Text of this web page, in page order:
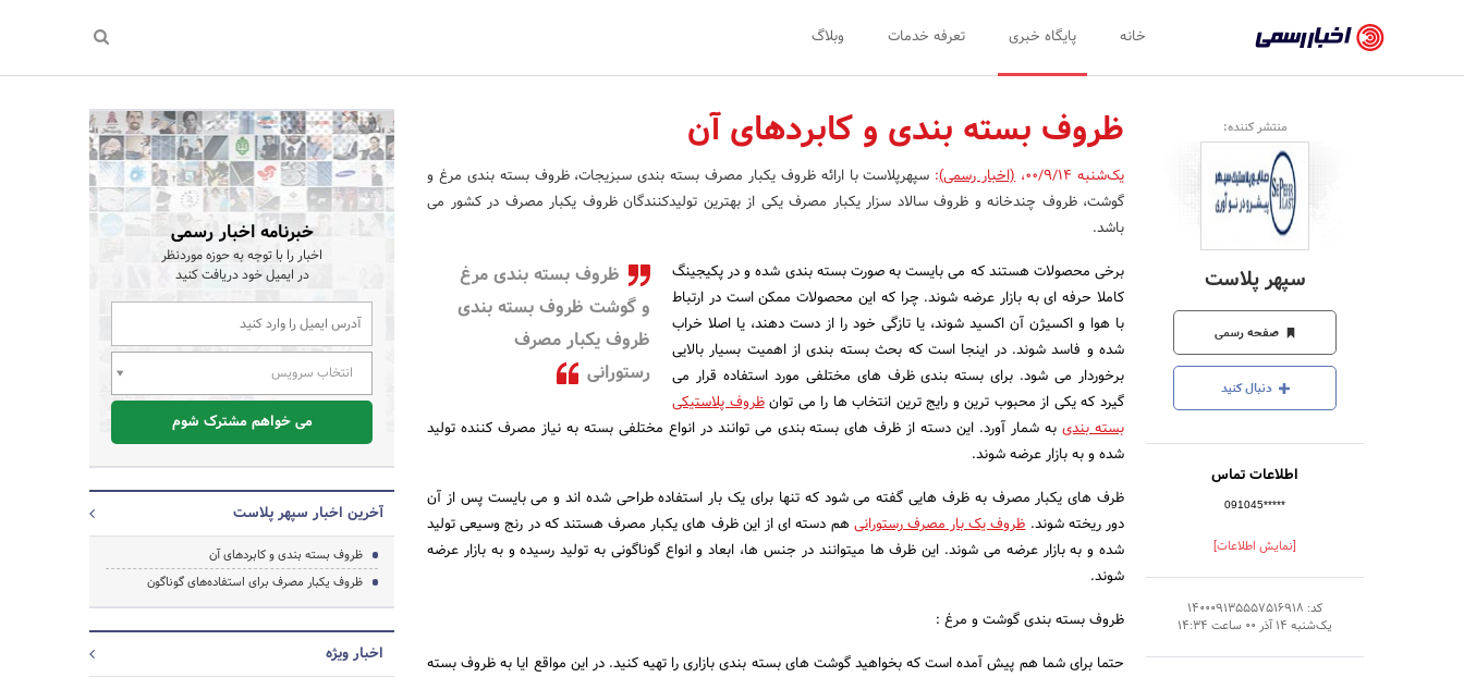
رسمی
-
اخبار
تایید
شده
شرکت‌ها،
سازمان‌ها
و
روابط
عمومی‌ها
خانه پایگاه خبری تعرفه خدمات وبلاگ
جستجو
منتشر کننده:
سپهر پلاست
صفحه رسمی
دنبال کنید
اطلاعات تماس
091045*****
[نمایش اطلاعات]
کد: 140009135557516918
یک‌شنبه 14 آذر 00 ساعت 14:34
ظروف بسته بندی و کابردهای آن
یک‌شنبه 00/9/14 ،(اخبار رسمی): سپهرپلاست با ارائه ظروف یکبار مصرف بسته بندی سبزیجات، ظروف بسته بندی مرغ و
گوشت، ظروف چندخانه و ظروف سالاد سزار یکبار مصرف یکی از بهترین تولیدکنندگان ظروف یکبار مصرف در کشور می
باشد.
ظروف بسته بندی مرغ
و گوشت ظروف بسته بندی
ظروف یکبار مصرف
رستورانی
برخی محصولات هستند که می بایست به صورت بسته بندی شده و در پکیجینگ
کاملا حرفه ای به بازار عرضه شوند. چرا که این محصولات ممکن است در ارتباط
با هوا و اکسیژن آن اکسید شوند، یا تازگی خود را از دست دهند، یا اصلا خراب
شده و فاسد شوند. در اینجا است که بحث بسته بندی از اهمیت بسیار بالایی
برخوردار می شود. برای بسته بندی ظرف های مختلفی مورد استفاده قرار می
گیرد که یکی از محبوب ترین و رایج ترین انتخاب ها را می توانظروف پلاستیکی
بسته بندیبه شمار آورد. این دسته از ظرف های بسته بندی می توانند در انواع مختلفی بسته به نیاز مصرف کننده تولید
شده و به بازار عرضه شوند.
ظرف های یکبار مصرف به ظرف هایی گفته می شود که تنها برای یک بار استفاده طراحی شده اند و می بایست پس از آن
دور ریخته شوند.ظروف یک بار مصرف رستورانی هم دسته ای از این ظرف های یکبار مصرف هستند که در رنج وسیعی تولید
شده و به بازار عرضه می شوند. این ظرف ها میتوانند در جنس ها، ابعاد و انواع گوناگونی به تولید رسیده و به بازار عرضه
شوند.
ظروف بسته بندی گوشت و مرغ :
حتما برای شما هم پیش آمده است که بخواهید گوشت های بسته بندی بازاری را تهیه کنید. در این مواقع ایا به ظروف بسته
خبرنامه اخبار رسمی
اخبار را با توجه به حوزه موردنظر
در ایمیل خود دریافت کنید
انتخاب سرویس
می خواهم مشترک شوم
آخرین اخبار سپهر پلاست
ظروف بسته بندی و کابردهای آن
ظروف یکبار مصرف برای استفاده‌های گوناگون
اخبار ویژه